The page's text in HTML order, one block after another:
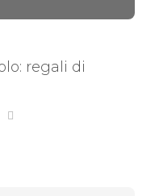
regali di